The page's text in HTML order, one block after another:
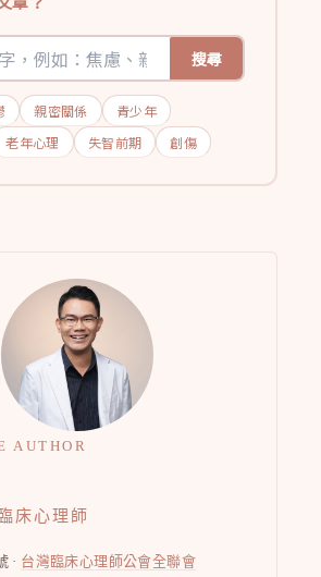
搜尋
親密關係
青少年
老年心理 失智前期 創傷
AUTHOR
臨床心理師
· 台灣臨床心理師公會全聯會